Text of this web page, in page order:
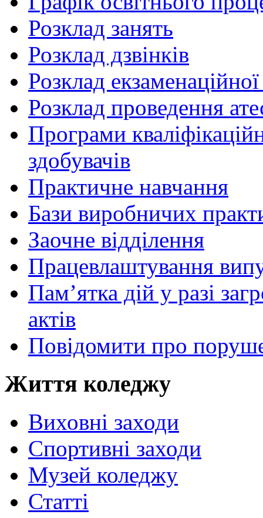
Розклад занять
Розклад дзвінків
Розклад екзаменаційної
Розклад проведення
Програми
здобувачів
Практичне навчання
Бази виробничих
Заочне відділення
Працевлаштування
Пам’ятка дій у разі
актів
Повідомити про
Життя коледжу
Виховні заходи
Спортивні заходи
Музей коледжу
Статті